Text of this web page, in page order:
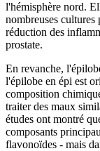
l'hémisphère nord.
nombreuses cultures
réduction des
prostate.
En revanche,
l'épilobe en épi est
composition
traiter des maux
études ont montré
composants
flavonoïdes - mais